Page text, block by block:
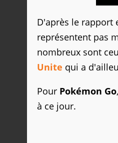
D'après le rapport
représentent pas
nombreux sont
Unite qui a
Pour Pokémon Go
à ce jour.